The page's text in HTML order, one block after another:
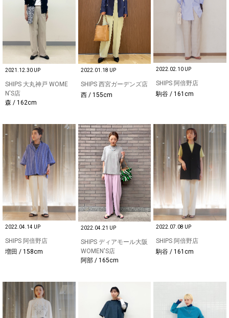
2021.12.30 UP
SHIPS 大丸神戸 WOME
N'S店
森 / 162cm
2022.01.18 UP
SHIPS 西宮ガーデンズ店
西 / 155cm
2022.02.10 UP
SHIPS 阿倍野店
駒谷 / 161cm
2022.04.14 UP
SHIPS 阿倍野店
増田 / 158cm
2022.04.21 UP
SHIPS ディアモール大阪
WOMEN'S店
阿部 / 165cm
2022.07.08 UP
SHIPS 阿倍野店
駒谷 / 161cm